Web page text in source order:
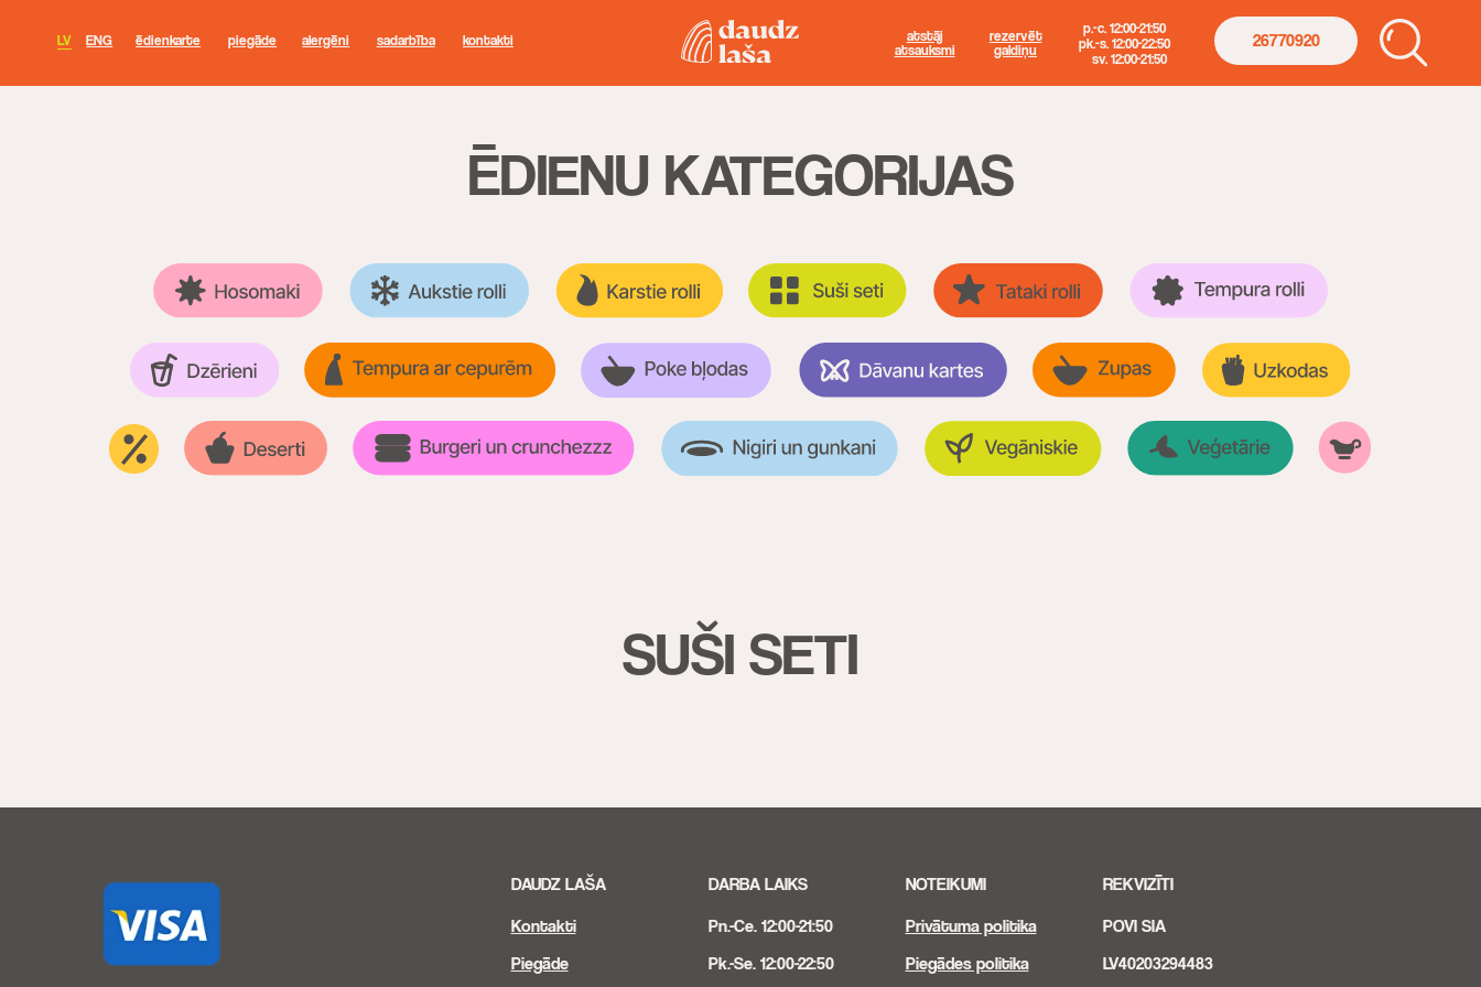
pk.-s. 12:00-22:50
sv. 12:00-21:50
kontakti
atsauksmi
rezervēt
galdiņu
sadarbība
ēdienkarte piegāde alergēni 26770920
ENG
LV
ĒDIENU KATEGORIJAS
DAUDZ LAŠA
Kontakti
Piegāde
DARBA LAIKS
Pn.-Ce. 12:00-21:50
Pk.-Se. 12:00-22:50
NOTEIKUMI
Privātuma politika
Piegādes politika
REKVIZĪTI
POVI SIA
LV40203294483